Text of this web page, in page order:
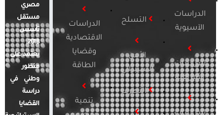
الدراسات
الآسيوية
الدراسات
الأفريقية
التسلح
الأمن
السيبراني
التطرف
الدراسات
الاقتصادية
وقضايا
الطاقة
تنمية
مصري
مستقل
تأسس
2018.
يعتمد على
منظور
وطني في
دراسة
القضايا